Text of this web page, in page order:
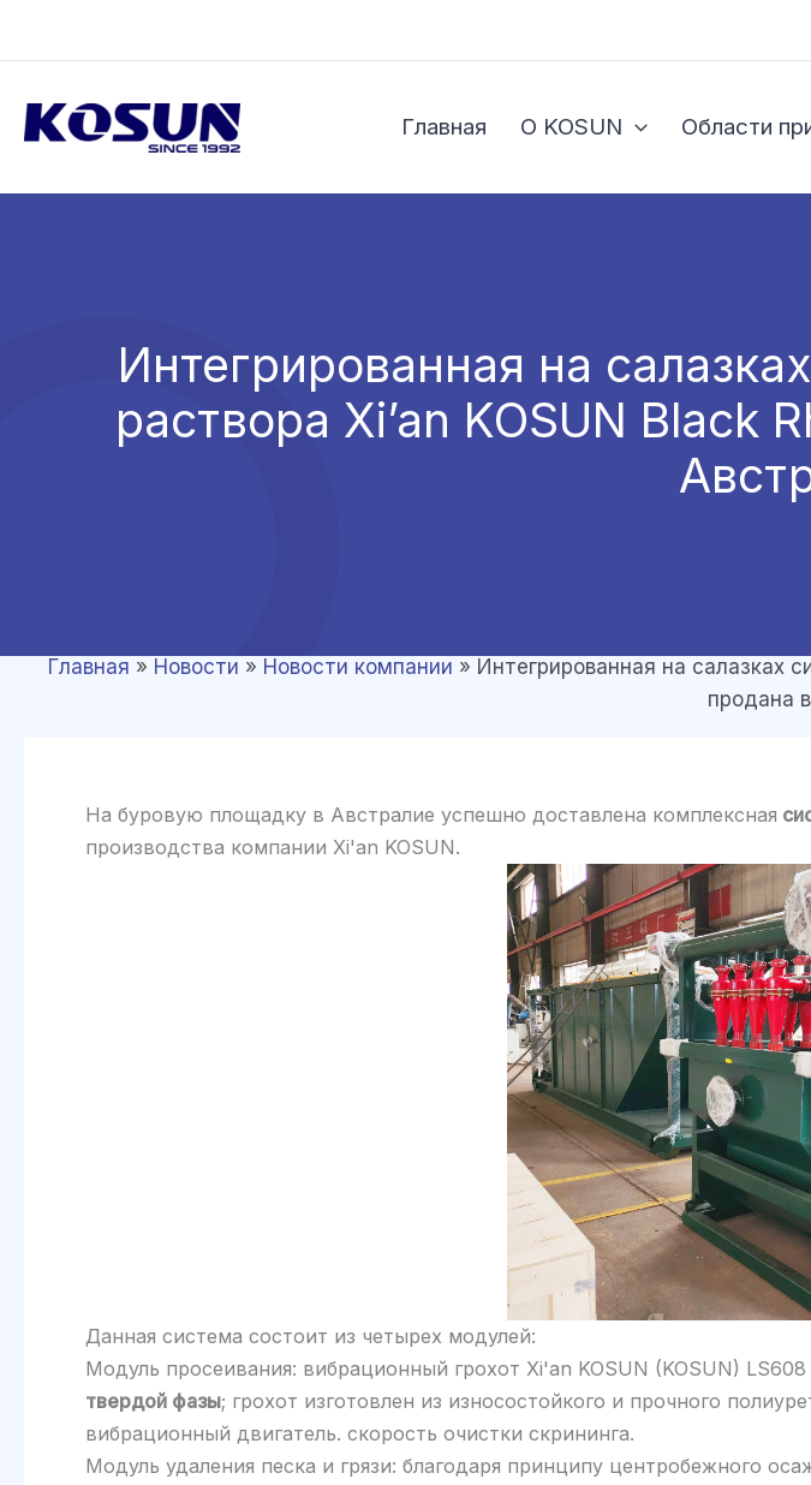
Главная О KOSUN Области
Интегрированная на
раствора Xi’an KOSUN Black
Главная » Новости » Новости компании » Интегрированная на салазках
продана
На буровую площадку в Австралие успешно доставлена ​​комплексная
производства компании Xi'an KOSUN.
Данная система состоит из четырех модулей:
Модуль просеивания: вибрационный грохот Xi'an KOSUN (KOSUN)
твердой фазы; грохот изготовлен из износостойкого и прочного
вибрационный двигатель. скорость очистки скрининга.
Модуль удаления песка и грязи: благодаря принципу центробежного